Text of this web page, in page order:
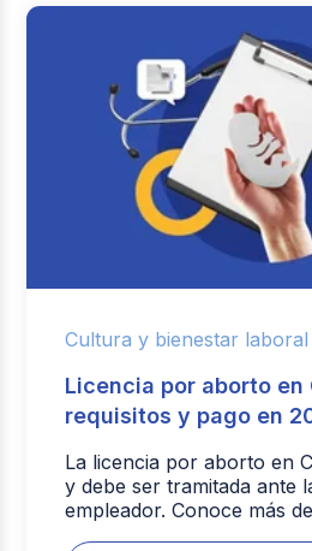
Cultura y bienestar laboral
Licencia por aborto en
requisitos y pago en
La licencia por aborto en
y debe ser tramitada ante
empleador. Conoce más